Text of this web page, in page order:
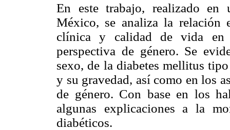
En este trabajo, realizado en
México, se analiza la relación
clínica y calidad de vida en
perspectiva de género. Se
sexo, de la diabetes mellitus
y su gravedad, así como en los
de género. Con base en los
algunas explicaciones a la
diabéticos.